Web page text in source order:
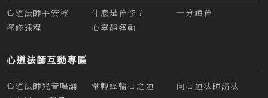
心道法師平安禪 什麼是禪修？
一分鐘禪
禪修課程
心寧靜運動
心道法師互動專區
心道法師咒音唱誦 常轉經輪心之道
向心道法師請法